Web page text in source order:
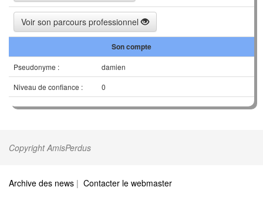
Voir son parcours professionnel
Son compte
Pseudonyme :
damien
Niveau de confiance :
0
Copyright AmisPerdus
Archive des news | Contacter le webmaster